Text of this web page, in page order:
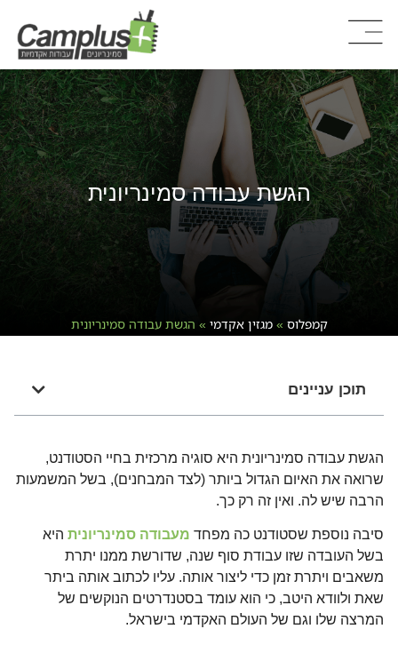
הגשת עבודה סמינריונית
קמפלוס »מגזין אקדמי » הגשת עבודה סמינריונית
תוכן עניינים
הגשת עבודה סמינריונית היא סוגיה מרכזית בחיי הסטודנט,
שרואה את האיום הגדול ביותר (לצד המבחנים), בשל המשמעות
הרבה שיש לה. ואין זה רק כך.
סיבה נוספת שסטודנט כה מפחד מעבודה סמינריונית היא
בשל העובדה שזו עבודת סוף שנה, שדורשת ממנו יתרת
משאבים ויתרת זמן כדי ליצור אותה. עליו לכתוב אותה ביתר
שאת ולוודא היטב, כי הוא עומד בסטנדרטים הנוקשים של
המרצה שלו וגם של העולם האקדמי בישראל.